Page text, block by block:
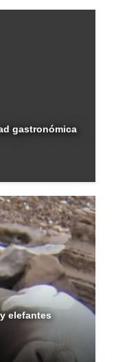
gastronómica
elefantes